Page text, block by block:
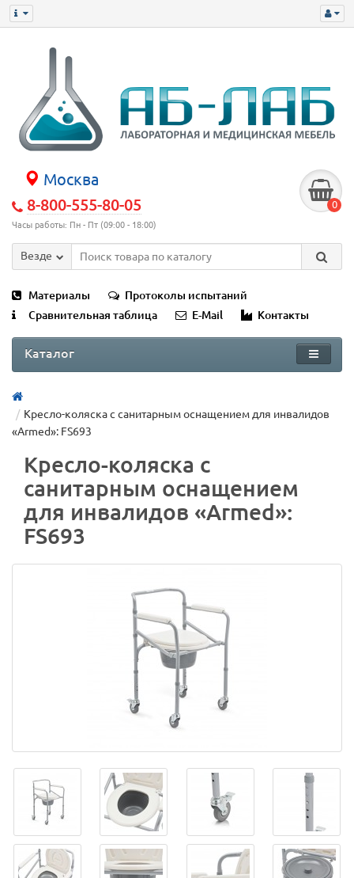
Москва
8-800-555-80-05
Часы работы: Пн - Пт (09:00 - 18:00)
0
Везде
Материалы
Протоколы испытаний
Сравнительная таблица
E-Mail Контакты
Каталог
Кресло-коляска с санитарным оснащением для инвалидов
«Armed»: FS693
Кресло-коляска с
санитарным оснащением
для инвалидов «Armed»:
FS693